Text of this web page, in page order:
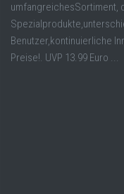
umfangreichesSortiment,
Benutzer,kontinuierliche
Preise!. UVP 13.99 Euro ...